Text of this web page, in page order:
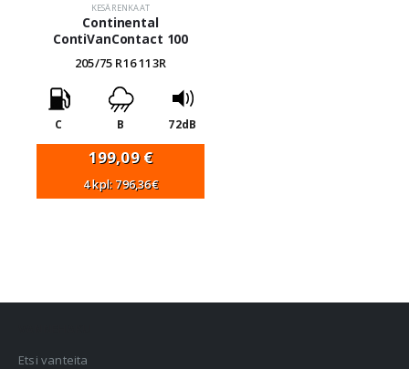
KESÄRENKAAT
Continental
ContiVanContact 100
205/75 R16 113R
C B 72dB
199,09€
4 kpl: 796,36€
Etsi vanteita